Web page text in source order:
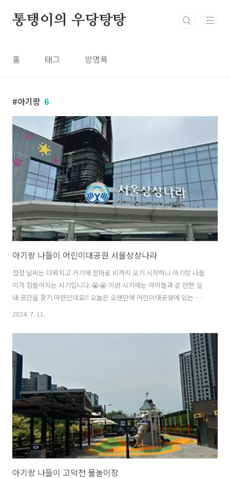
통탱이의 우당탕탕
홈 태그 방명록
아기랑 6
아기랑 나들이 어린이대공원 서울상상나라
점점 날씨는 더워지고 거기에 장마로 비까지 오기 시작하니 아기랑 나들
이가 힘들어지는 시기입니다.😭😭 이런 시기에는 아이들과 갈 만한 실
내 공간을 찾기 마련인데요!! 오늘은 오랜만에 어린이대공원에 있는 상상
나라를 방문해 보았습니다!! 어린이대공원에 위치해 있는 상상나라는 시
아 미취학 아동들이나 초등학교 저학년까지도 잘 이용할 수 있을거 같아
요.😁😁 입장료36개월 미만 : 무료36개월 이상 : 4000원성인 :
4000원 다둥이카드 소지 가족은 무료입장이 가능합니다.😍😍 상상나라
는 시간당 입장 인원이 제한되어 있어요. 물론 현장 접수도 가능하지만
예약하고 가시는게 혹시라도 헛걸음하지 않으실 수 있으니 예..
2024. 7. 11.
아기랑 나들이 고덕천 물놀이장